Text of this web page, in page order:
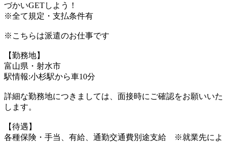
づかいGETしよう！
※全て規定・支払条件有
※こちらは派遣のお仕事です
【勤務地】
富山県・射水市
駅情報:小杉駅から車10分
詳細な勤務地につきましては、面接時にご確認をお願いいた
します。
【待遇】
各種保険・手当、有給、通勤交通費別途支給 ※就業先によ